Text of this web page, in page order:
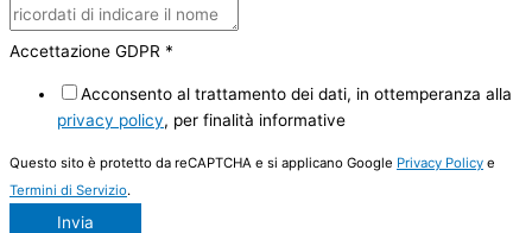
Accettazione GDPR *
Acconsento al trattamento dei dati, in ottemperanza alla
privacy policy, per finalità informative
Questo sito è protetto da reCAPTCHA e si applicano Google Privacy Policy e
Termini di Servizio.
Invia